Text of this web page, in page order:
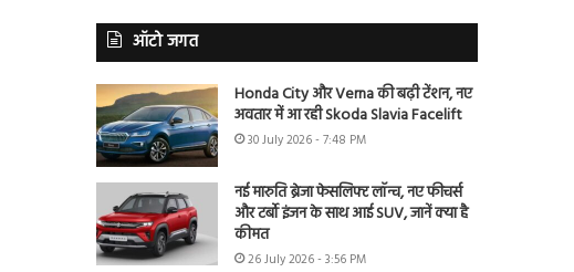
ऑटो जगत
Honda City और Verna की बढ़ी टेंशन, नए
अवतार में आ रही Skoda Slavia Facelift
30 July 2026 - 7:48 PM
नई मारुति ब्रेजा फेसलिफ्ट लॉन्च, नए फीचर्स
और टर्बो इंजन के साथ आई SUV, जानें क्या है
कीमत
26 July 2026 - 3:56 PM